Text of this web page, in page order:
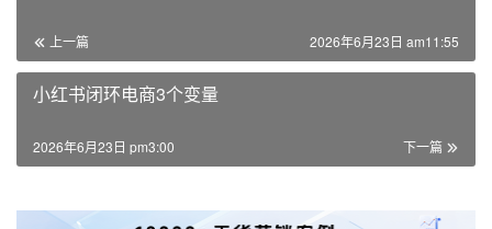
上一篇 2026年6月23日 am11:55
小红书闭环电商3个变量
下一篇
2026年6月23日 pm3:00